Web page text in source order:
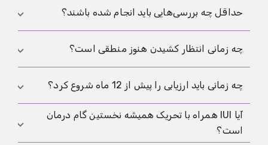
روزهای بارور همچنان مهم است.
نه، نه به این معنا که یک الگوی علائمی مشخص و مستقل
نمی‌دهد، اما یک علت منفرد واضح با علائم تیپیک دیده
نمی‌شود.
حداقل چه بررسی‌هایی باید انجام شده باشند؟
معمولاً ارزیابی تخمک‌گذاری و سیکل، بررسی لوله‌ها،
مردانه باید انجام شده باشند.
چه زمانی انتظار کشیدن هنوز منطقی است؟
بیشتر زمانی که پیش‌آگهی کلی خوب به نظر می‌رسد و فشار
تعیین‌کننده‌اند.
چه زمانی باید ارزیابی را پیش از 12 ماه شروع کرد؟
اغلب زودتر، اگر عوامل خطر شناخته‌شده وجود داشته
باشد یا سن فرد دارای تخمک عامل زمان را مهم‌تر کرده
آیا IUI همراه با تحریک همیشه نخستین گام درمان
است؟